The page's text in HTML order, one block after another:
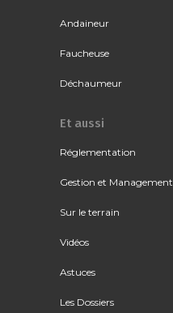
Andaineur
Faucheuse
Déchaumeur
Et aussi
Réglementation
Gestion et Management
Sur le terrain
Vidéos
Astuces
Les Dossiers